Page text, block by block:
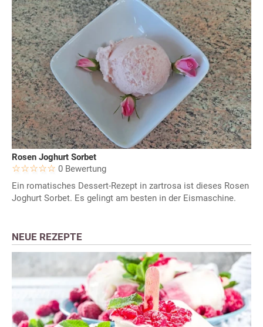
Rosen Joghurt Sorbet
0 Bewertung
Ein romatisches Dessert-Rezept in zartrosa ist dieses Rosen
Joghurt Sorbet. Es gelingt am besten in der Eismaschine.
NEUE REZEPTE